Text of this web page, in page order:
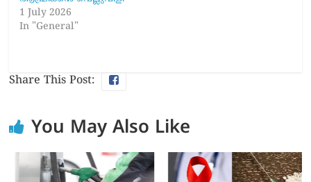
1 July 2026
In "General"
Share This Post:
You May Also Like